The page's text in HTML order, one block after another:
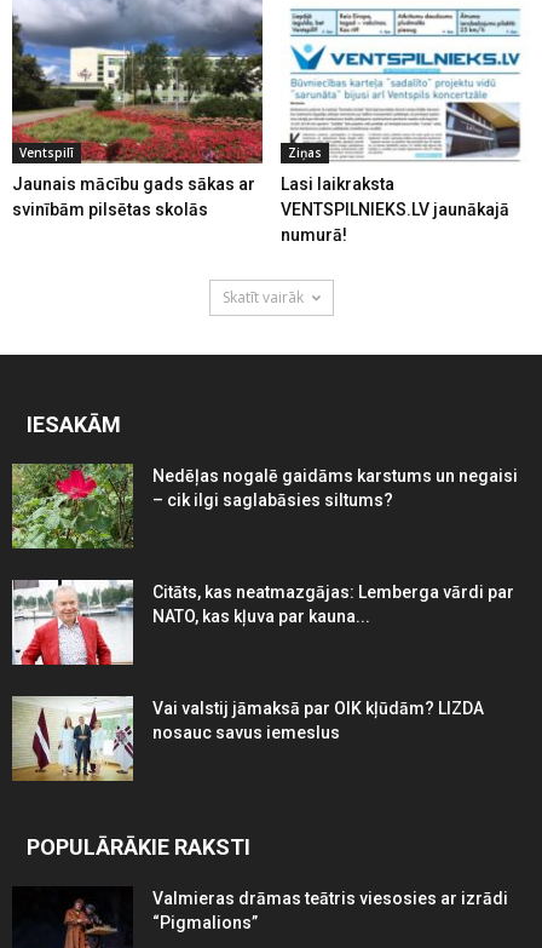
Ventspilī
Jaunais mācību gads sākas ar
svinībām pilsētas skolās
Ziņas
Lasi laikraksta
VENTSPILNIEKS.LV jaunākajā
numurā!
Skatīt vairāk
IESAKĀM
Nedēļas nogalē gaidāms karstums un negaisi
– cik ilgi saglabāsies siltums?
Citāts, kas neatmazgājas: Lemberga vārdi par
NATO, kas kļuva par kauna...
Vai valstij jāmaksā par OIK kļūdām? LIZDA
nosauc savus iemeslus
POPULĀRĀKIE RAKSTI
Valmieras drāmas teātris viesosies ar izrādi
“Pigmalions”